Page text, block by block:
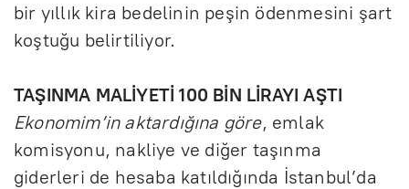
bir yıllık kira bedelinin peşin ödenmesini şart
koştuğu belirtiliyor.
TAŞINMA MALİYETİ 100 BİN LİRAYI AŞTI
Ekonomim’in aktardığına göre, emlak
komisyonu, nakliye ve diğer taşınma
giderleri de hesaba katıldığında İstanbul’da